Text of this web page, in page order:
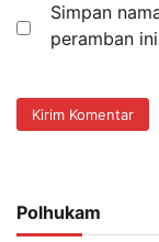
Simpan
peramban
Polhukam